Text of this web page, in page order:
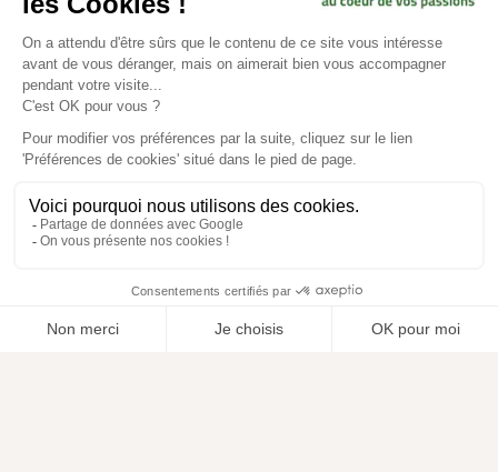
Services
Aide & Conseils
Paiement sécurisé
© Ducatillon 2026